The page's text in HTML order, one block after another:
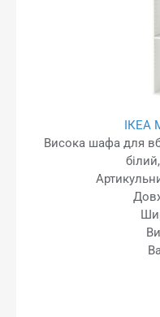
ІКЕА
Висока шафа для